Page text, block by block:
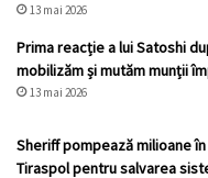
13 mai 2026
Prima reacție a lui Satoshi
mobilizăm și mutăm munții
13 mai 2026
Sheriff pompează milioane
Tiraspol pentru salvarea